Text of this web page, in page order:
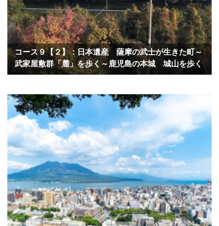
コース９【２】：日本遺産 薩摩の武士が生きた町～
武家屋敷群「麓」を歩く～鹿児島の本城 城山を歩く